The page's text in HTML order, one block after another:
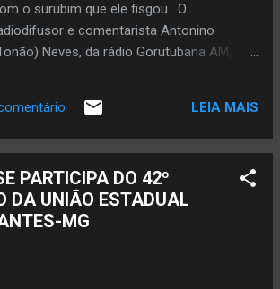
o surubim que ele fisgou . O
e comentarista Antonino
Neves, da rádio Gorutubana AM,
margem direita do rio São Francisco, no
de Matias Cardoso. Ex-vereador
de 1,20 metros com 21 quilos. Isso
há poucos dias no sítio Repouso do
de propriedade de Tonão, onde ele
LEIA MAIS
PARTICIPA DO 42º
DA UNIÃO ESTADUAL
MG